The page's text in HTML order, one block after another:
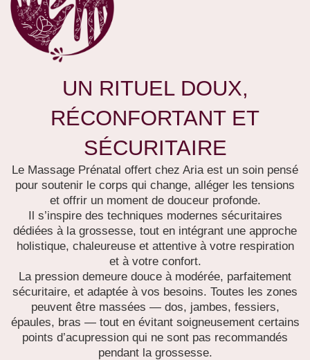
UN RITUEL DOUX,
RÉCONFORTANT ET
SÉCURITAIRE
Le Massage Prénatal offert chez Aria est un soin pensé
pour soutenir le corps qui change, alléger les tensions
et offrir un moment de douceur profonde.
Il s’inspire des techniques modernes sécuritaires
dédiées à la grossesse, tout en intégrant une approche
holistique, chaleureuse et attentive à votre respiration
et à votre confort.
La pression demeure douce à modérée, parfaitement
sécuritaire, et adaptée à vos besoins. Toutes les zones
peuvent être massées — dos, jambes, fessiers,
épaules, bras — tout en évitant soigneusement certains
points d’acupression qui ne sont pas recommandés
pendant la grossesse.